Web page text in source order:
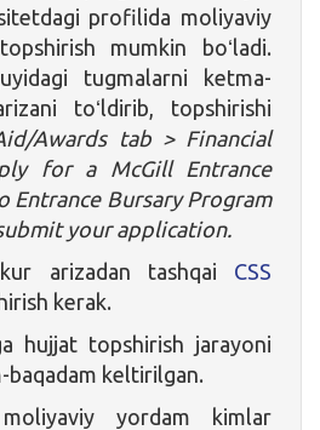
profilida moliyaviy
mumkin boʻladi.
tugmalarni ketma-
toʻldirib, topshirishi
Awards tab > Financial
for a McGill Entrance
Entrance Bursary Program
your application.
arizadan tashqai CSS
kerak.
hujjat topshirish jarayoni
baqadam keltirilgan.
moliyaviy yordam kimlar